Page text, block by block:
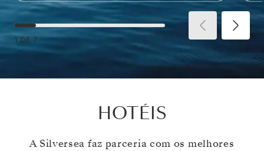
1 DE 7
HOTÉIS
A Silversea faz parceria com os melhores